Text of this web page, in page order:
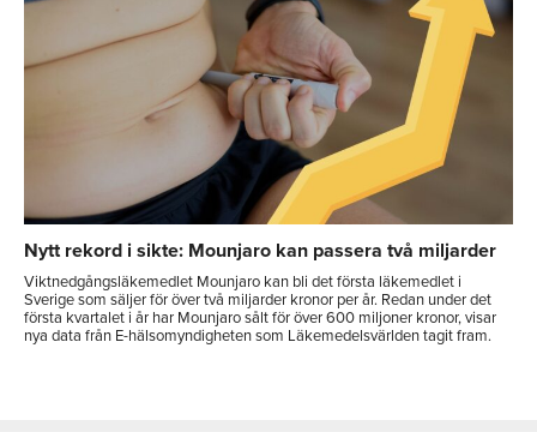
Nytt rekord i sikte: Mounjaro kan passera två miljarder
Viktnedgångsläkemedlet Mounjaro kan bli det första läkemedlet i
Sverige som säljer för över två miljarder kronor per år. Redan under det
första kvartalet i år har Mounjaro sålt för över 600 miljoner kronor, visar
nya data från E-hälsomyndigheten som Läkemedelsvärlden tagit fram.